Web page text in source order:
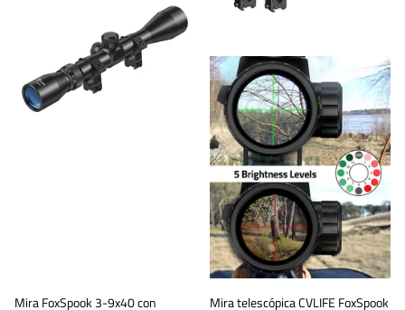
Mira FoxSpook 3-9x40 con Mira telescópica CVLIFE FoxSpook